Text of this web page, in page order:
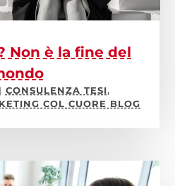
Non è la fine del
| CONSULENZA TESI,
COL CUORE BLOG